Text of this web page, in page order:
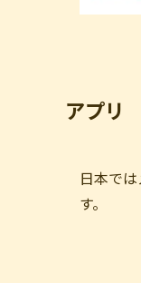
アプリ
日本で
す。